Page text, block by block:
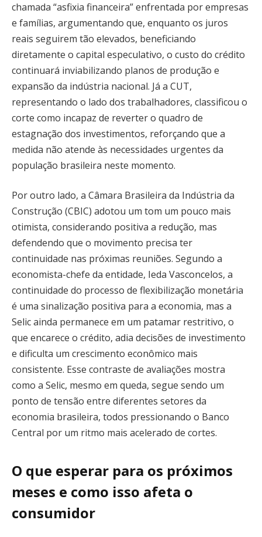
chamada “asfixia financeira” enfrentada por empresas
e famílias, argumentando que, enquanto os juros
reais seguirem tão elevados, beneficiando
diretamente o capital especulativo, o custo do crédito
continuará inviabilizando planos de produção e
expansão da indústria nacional. Já a CUT,
representando o lado dos trabalhadores, classificou o
corte como incapaz de reverter o quadro de
estagnação dos investimentos, reforçando que a
medida não atende às necessidades urgentes da
população brasileira neste momento.
Por outro lado, a Câmara Brasileira da Indústria da
Construção (CBIC) adotou um tom um pouco mais
otimista, considerando positiva a redução, mas
defendendo que o movimento precisa ter
continuidade nas próximas reuniões. Segundo a
economista-chefe da entidade, Ieda Vasconcelos, a
continuidade do processo de flexibilização monetária
é uma sinalização positiva para a economia, mas a
Selic ainda permanece em um patamar restritivo, o
que encarece o crédito, adia decisões de investimento
e dificulta um crescimento econômico mais
consistente. Esse contraste de avaliações mostra
como a Selic, mesmo em queda, segue sendo um
ponto de tensão entre diferentes setores da
economia brasileira, todos pressionando o Banco
Central por um ritmo mais acelerado de cortes.
O que esperar para os próximos
meses e como isso afeta o
consumidor